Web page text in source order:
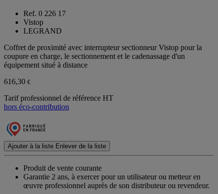
Ref. 0 226 17
Vistop
LEGRAND
Coffret de proximité avec interrupteur sectionneur Vistop pour la
coupure en charge, le sectionnement et le cadenassage d'un
équipement situé à distance
616,30 €
Tarif professionnel de référence HT
hors éco-contribution
Ajouter à la liste Enlever de la liste
Produit de vente courante
Garantie 2 ans, à exercer pour un utilisateur ou metteur en
œuvre professionnel auprès de son distributeur ou revendeur.